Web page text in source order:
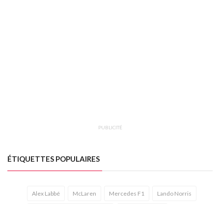
PUBLICITÉ
ÉTIQUETTES POPULAIRES
Alex Labbé McLaren Mercedes F1 Lando Norris